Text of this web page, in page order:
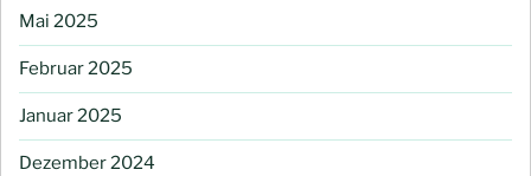
Mai 2025
Februar 2025
Januar 2025
Dezember 2024